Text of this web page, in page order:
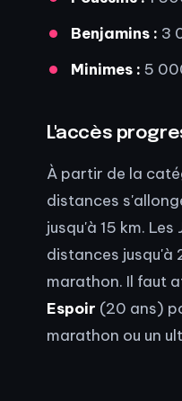
Benjamins : 3
Minimes : 5
L'accès
À partir de la
distances
jusqu'à 15 km.
distances jusqu'à
marathon. Il faut
Espoir (20 ans)
marathon ou un